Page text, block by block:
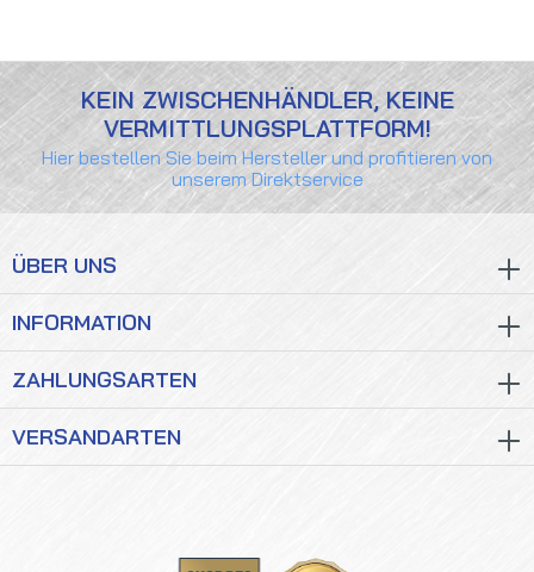
KEIN ZWISCHENHÄNDLER, KEINE
VERMITTLUNGSPLATTFORM!
Hier bestellen Sie beim Hersteller und profitieren von
unserem Direktservice
ÜBER UNS
INFORMATION
ZAHLUNGSARTEN
VERSANDARTEN